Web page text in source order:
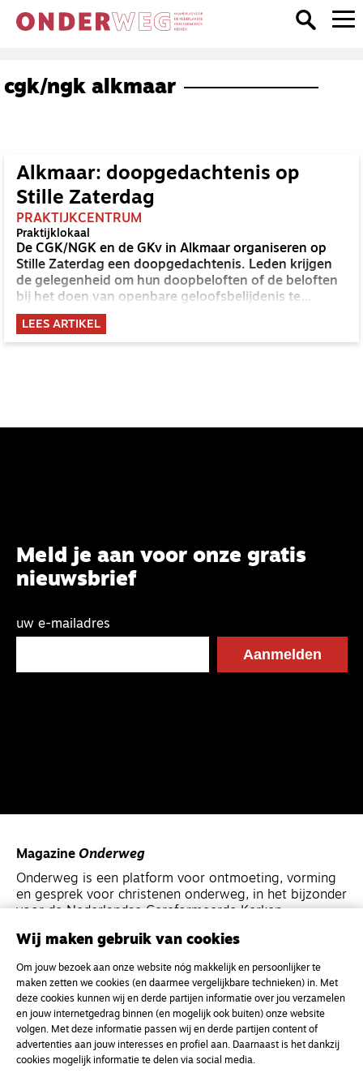
cgk/ngk alkmaar
Alkmaar: doopgedachtenis op
Stille Zaterdag
PRAKTIJKCENTRUM
Praktijklokaal
De CGK/NGK en de GKv in Alkmaar organiseren op
Stille Zaterdag een doopgedachtenis. Leden krijgen
de gelegenheid om hun doopbeloften of de beloften
bij het doen van openbare geloofsbelijdenis te
vernieuwen.
LEES ARTIKEL
Meld je aan voor onze gratis
nieuwsbrief
uw e-mailadres
Magazine Onderweg
Onderweg is een platform voor ontmoeting, vorming
en gesprek voor christenen onderweg, in het bijzonder
voor de Nederlandse Gereformeerde Kerken.
Kvk-nummer 33277063
NL46 INGB 0117 5827 86
info@onderwegonline.nl
Wij maken gebruik van cookies
Om jouw bezoek aan onze website nóg makkelijk en persoonlijker te
maken zetten we cookies (en daarmee vergelijkbare technieken) in. Met
deze cookies kunnen wij en derde partijen informatie over jou verzamelen
en jouw internetgedrag binnen (en mogelijk ook buiten) onze website
volgen. Met deze informatie passen wij en derde partijen content of
advertenties aan jouw interesses en profiel aan. Daarnaast is het dankzij
cookies mogelijk informatie te delen via social media.